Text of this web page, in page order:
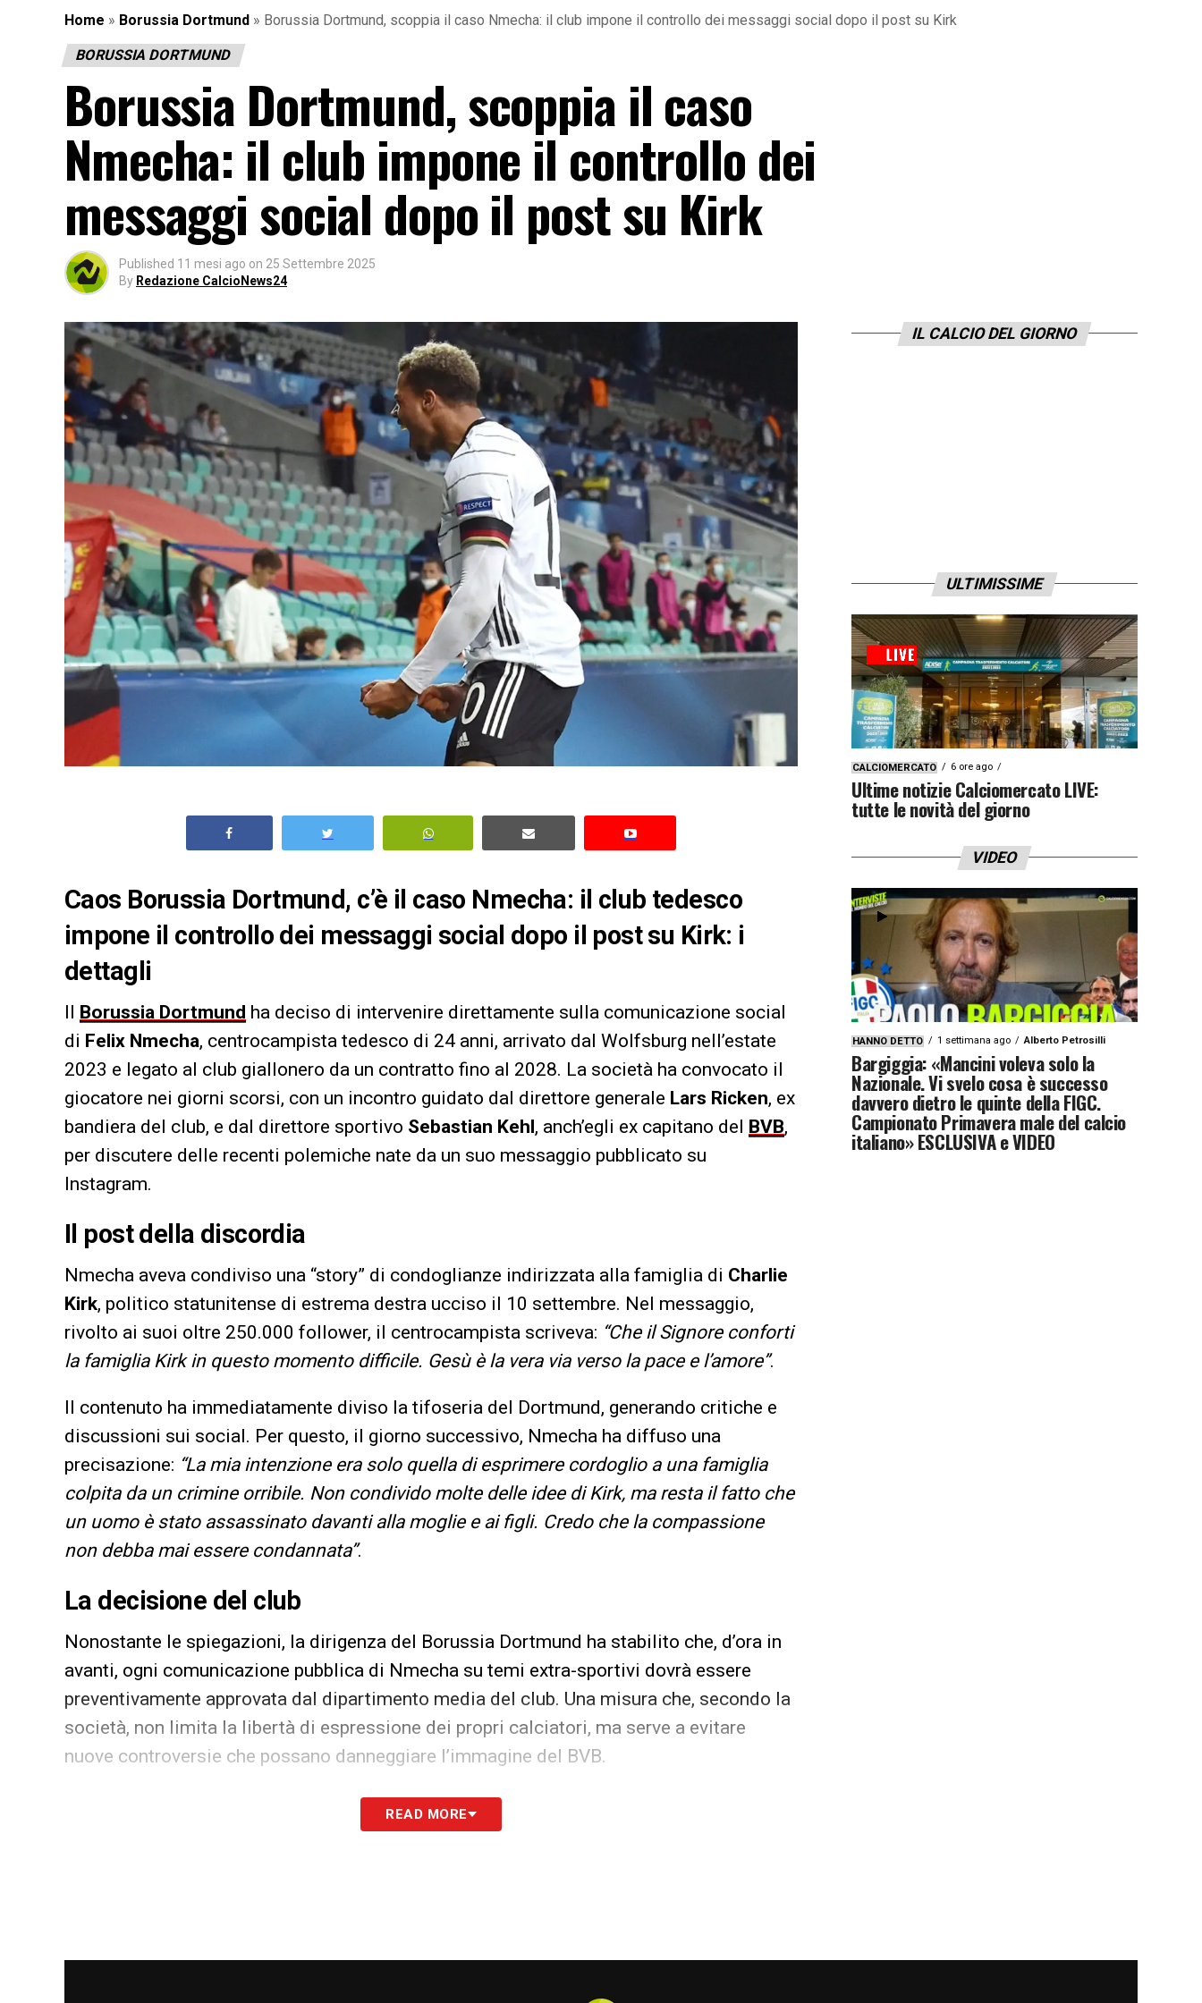
Home » Borussia Dortmund » Borussia Dortmund, scoppia il caso Nmecha: il club impone il controllo dei messaggi social dopo il post su Kirk
BORUSSIA DORTMUND
Borussia Dortmund, scoppia il caso
Nmecha: il club impone il controllo dei
messaggi social dopo il post su Kirk
Published 11 mesi ago on 25 Settembre 2025
By Redazione CalcioNews24
Caos Borussia Dortmund, c’è il caso Nmecha: il club tedesco
impone il controllo dei messaggi social dopo il post su Kirk: i
dettagli
Il Borussia Dortmund ha deciso di intervenire direttamente sulla comunicazione social
di Felix Nmecha, centrocampista tedesco di 24 anni, arrivato dal Wolfsburg nell’estate
2023 e legato al club giallonero da un contratto fino al 2028. La società ha convocato il
giocatore nei giorni scorsi, con un incontro guidato dal direttore generale Lars Ricken, ex
bandiera del club, e dal direttore sportivo Sebastian Kehl, anch’egli ex capitano del BVB,
per discutere delle recenti polemiche nate da un suo messaggio pubblicato su
Instagram.
Il post della discordia
Nmecha aveva condiviso una “story” di condoglianze indirizzata alla famiglia di Charlie
Kirk, politico statunitense di estrema destra ucciso il 10 settembre. Nel messaggio,
rivolto ai suoi oltre 250.000 follower, il centrocampista scriveva: “Che il Signore conforti
la famiglia Kirk in questo momento difficile. Gesù è la vera via verso la pace e l’amore”.
Il contenuto ha immediatamente diviso la tifoseria del Dortmund, generando critiche e
discussioni sui social. Per questo, il giorno successivo, Nmecha ha diffuso una
precisazione: “La mia intenzione era solo quella di esprimere cordoglio a una famiglia
colpita da un crimine orribile. Non condivido molte delle idee di Kirk, ma resta il fatto che
un uomo è stato assassinato davanti alla moglie e ai figli. Credo che la compassione
non debba mai essere condannata”.
La decisione del club
Nonostante le spiegazioni, la dirigenza del Borussia Dortmund ha stabilito che, d’ora in
avanti, ogni comunicazione pubblica di Nmecha su temi extra-sportivi dovrà essere
preventivamente approvata dal dipartimento media del club. Una misura che, secondo la
società, non limita la libertà di espressione dei propri calciatori, ma serve a evitare
nuove controversie che possano danneggiare l’immagine del BVB.
Libertà di espressione e immagine del club
READ MORE
IL CALCIO DEL GIORNO
ULTIMISSIME
CALCIOMERCATO 6 ore ago
Ultime notizie Calciomercato LIVE:
tutte le novità del giorno
VIDEO
HANNO DETTO 1 settimana ago Alberto Petrosilli
Bargiggia: «Mancini voleva solo la
Nazionale. Vi svelo cosa è successo
davvero dietro le quinte della FIGC.
Campionato Primavera male del calcio
italiano» ESCLUSIVA e VIDEO